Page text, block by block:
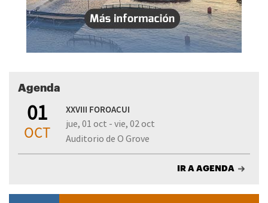
Agenda
01
OCT
XXVIII FOROACUI
jue, 01 oct - vie, 02 oct
Auditorio de O Grove
IR A AGENDA